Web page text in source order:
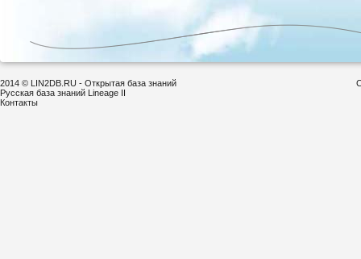
2014 © LIN2DB.RU - Открытая база знаний
Русская база знаний Lineage II
Контакты